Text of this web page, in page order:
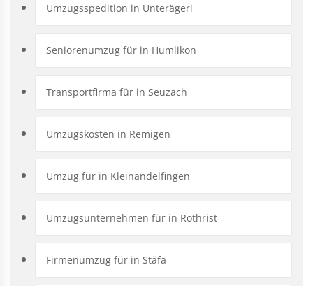
Umzugsspedition in Unterägeri
Seniorenumzug für in Humlikon
Transportfirma für in Seuzach
Umzugskosten in Remigen
Umzug für in Kleinandelfingen
Umzugsunternehmen für in Rothrist
Firmenumzug für in Stäfa